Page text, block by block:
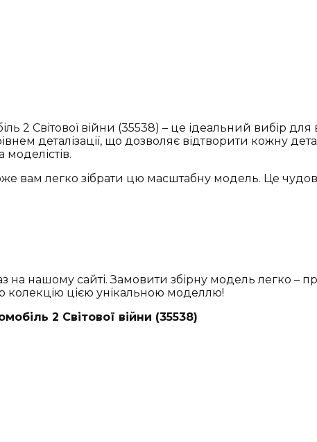
2 Світової війни (35538) – це ідеальний вибір для
деталізації, що дозволяє відтворити кожну
вам легко зібрати цю масштабну модель. Це
нашому сайті. Замовити збірну модель легко –
колекцію цією унікальною моделлю!
2 Світової війни (35538)